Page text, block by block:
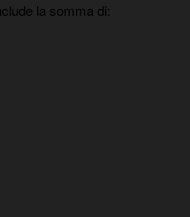
la somma di: